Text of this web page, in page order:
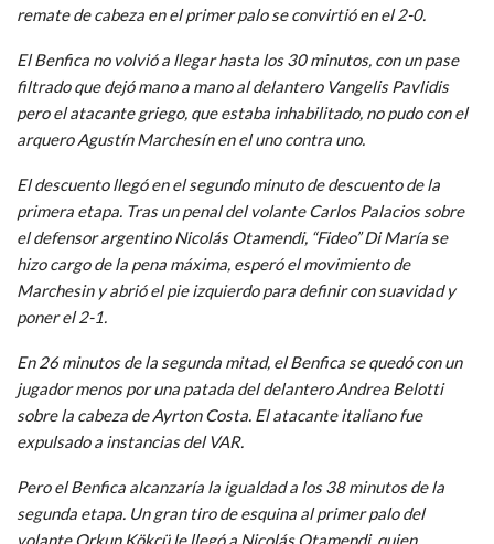
remate de cabeza en el primer palo se convirtió en el 2-0.
El Benfica no volvió a llegar hasta los 30 minutos, con un pase
filtrado que dejó mano a mano al delantero Vangelis Pavlidis
pero el atacante griego, que estaba inhabilitado, no pudo con el
arquero Agustín Marchesín en el uno contra uno.
El descuento llegó en el segundo minuto de descuento de la
primera etapa. Tras un penal del volante Carlos Palacios sobre
el defensor argentino Nicolás Otamendi, “Fideo” Di María se
hizo cargo de la pena máxima, esperó el movimiento de
Marchesin y abrió el pie izquierdo para definir con suavidad y
poner el 2-1.
En 26 minutos de la segunda mitad, el Benfica se quedó con un
jugador menos por una patada del delantero Andrea Belotti
sobre la cabeza de Ayrton Costa. El atacante italiano fue
expulsado a instancias del VAR.
Pero el Benfica alcanzaría la igualdad a los 38 minutos de la
segunda etapa. Un gran tiro de esquina al primer palo del
volante Orkun Kökçü le llegó a Nicolás Otamendi, quien